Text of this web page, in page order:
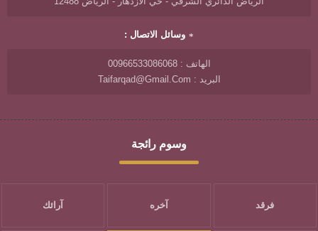
وسائل الاتصال :
الهاتف : 00966533086068
البريد : Taifarqad@gmail.com
وسوم رائجة
فرقد آخره آرائك